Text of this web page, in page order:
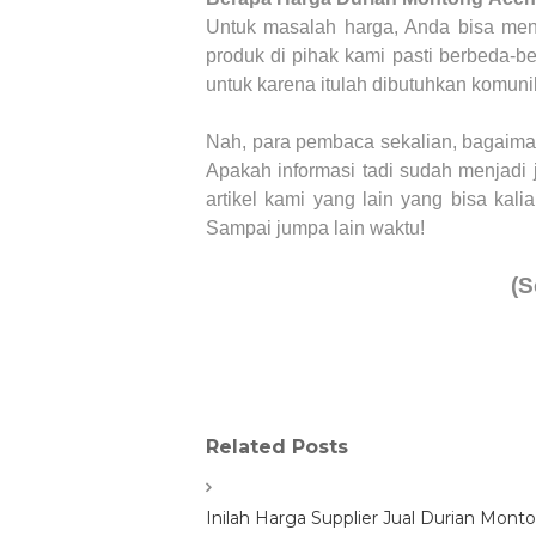
Untuk masalah harga, Anda bisa
produk di pihak kami pasti berbeda-
untuk karena itulah dibutuhkan
Nah, para pembaca sekalian,
Apakah informasi tadi sudah
artikel kami yang lain yang bisa
Sampai jumpa lain waktu!
Related Posts
Inilah Harga Supplier Jual Durian